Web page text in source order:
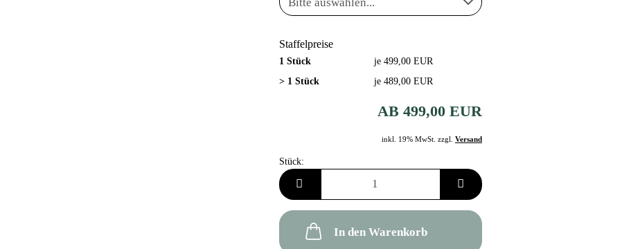
Staffelpreise
1 Stück
je 499,00 EUR
> 1 Stück
je 489,00 EUR
AB 499,00 EUR
inkl. 19% MwSt. zzgl. Versand
Stück:
Stück
In den Warenkorb